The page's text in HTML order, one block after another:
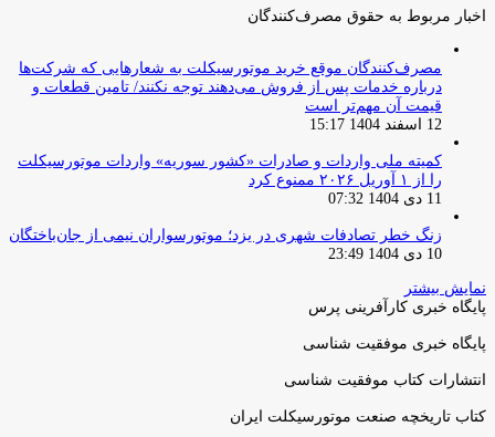
اخبار مربوط به حقوق مصرف‌کنندگان
مصرف‌کنندگان موقع خرید موتورسیکلت به شعارهایی که شرکت‌ها
درباره خدمات پس از فروش می‌دهند توجه نکنند/ تامین قطعات و
قیمت آن مهم‌تر است
12 اسفند 1404 15:17
کمیته ملی واردات و صادرات «کشور سوریه» واردات موتورسیکلت
را از ۱ آوریل ۲۰۲۶ ممنوع کرد
11 دی 1404 07:32
زنگ خطر تصادفات شهری در یزد؛ موتورسواران نیمی از جان‌باختگان
10 دی 1404 23:49
نمایش بیشتر
پایگاه خبری کارآفرینی پرس
پایگاه خبری موفقیت شناسی
انتشارات کتاب موفقیت شناسی
کتاب تاریخچه صنعت موتورسیکلت ایران